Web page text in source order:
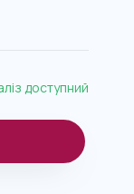
доступний